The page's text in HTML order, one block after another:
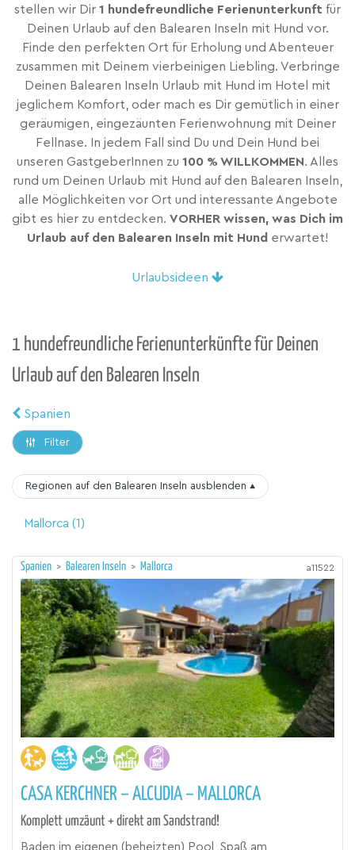
stellen wir Dir 1 hundefreundliche Ferienunterkunft für
Deinen Urlaub auf den Balearen Inseln mit Hund vor.
Finde den perfekten Ort für Erholung und Abenteuer
zusammen mit Deinem vierbeinigen Liebling. Verbringe
Deinen Balearen Inseln Urlaub mit Hund im Hotel mit
jeglichem Komfort, oder mach es Dir gemütlich in einer
geräumigen, eingezäunten Ferienwohnung mit Deiner
Fellnase. In jedem Fall sind Du und Dein Hund bei
unseren GastgeberInnen zu 100 % WILLKOMMEN. Alles
rund um Deinen Urlaub mit Hund auf den Balearen Inseln,
alle Möglichkeiten vor Ort und interessante Angebote
gibt es hier zu entdecken. VORHER wissen, was Dich im
Urlaub auf den Balearen Inseln mit Hund erwartet!
Urlaubsideen
1 hundefreundliche Ferienunterkünfte für Deinen
Urlaub auf den Balearen Inseln
Spanien
Filter
Regionen auf den Balearen Inseln ausblenden ▴
Mallorca (1)
Spanien > Balearen Inseln > Mallorca a11522
CASA KERCHNER – ALCUDIA – MALLORCA
Komplett umzäunt + direkt am Sandstrand!
Baden im eigenen (beheizten) Pool, Spaß am